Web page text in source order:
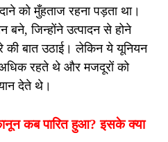
को मुँहताज रहना पड़ता था।
जिन्होंने उत्पादन से होने
बात उठाई। लेकिन ये यूनियन
रहते थे और मजदूरों को
देते थे।
कब पारित हुआ? इसके क्या